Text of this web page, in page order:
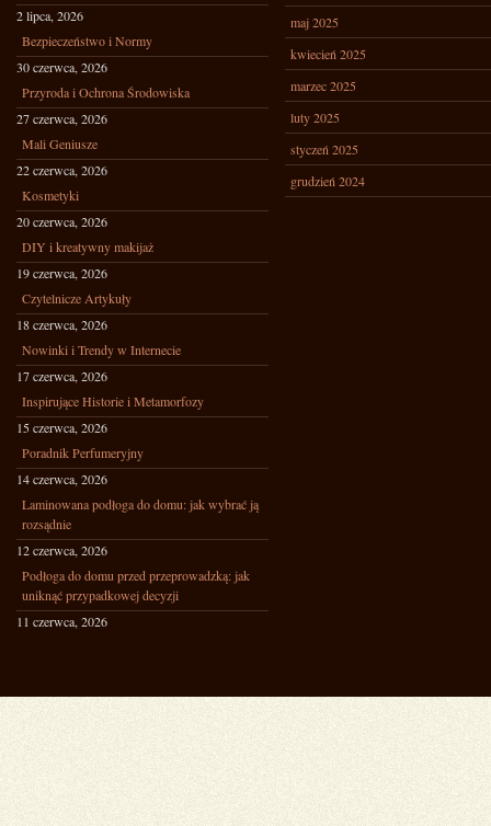
2 lipca, 2026
Bezpieczeństwo i Normy
30 czerwca, 2026
Przyroda i Ochrona Środowiska
27 czerwca, 2026
Mali Geniusze
22 czerwca, 2026
Kosmetyki
20 czerwca, 2026
DIY i kreatywny makijaż
19 czerwca, 2026
Czytelnicze Artykuły
18 czerwca, 2026
Nowinki i Trendy w Internecie
17 czerwca, 2026
Inspirujące Historie i Metamorfozy
15 czerwca, 2026
Poradnik Perfumeryjny
14 czerwca, 2026
Laminowana podłoga do domu: jak wybrać ją
rozsądnie
12 czerwca, 2026
Podłoga do domu przed przeprowadzką: jak
uniknąć przypadkowej decyzji
11 czerwca, 2026
maj 2025
kwiecień 2025
marzec 2025
luty 2025
styczeń 2025
grudzień 2024